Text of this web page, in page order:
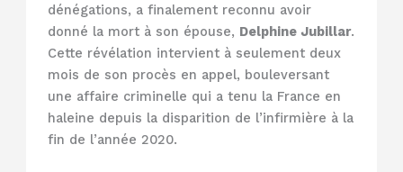
dénégations, a finalement reconnu avoir
donné la mort à son épouse, Delphine Jubillar.
Cette révélation intervient à seulement deux
mois de son procès en appel, bouleversant
une affaire criminelle qui a tenu la France en
haleine depuis la disparition de l’infirmière à la
fin de l’année 2020.